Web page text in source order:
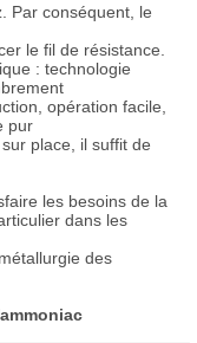
Par conséquent, le
le fil de résistance.
: technologie
opération facile,
pur
place, il suffit de
les besoins de la
dans les
des